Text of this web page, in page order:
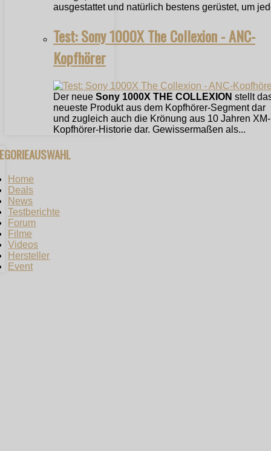
ausgestattet und natürlich bestens gerüstet, um
Test: Sony 1000X The Collexion - ANC-
Kopfhörer
Der neue Sony 1000X THE COLLEXION stellt
neueste Produkt aus dem Kopfhörer-Segment dar
und zugleich auch die Krönung aus 10 Jahren XM-
Kopfhörer-Historie dar. Gewissermaßen als...
Home
Deals
News
Testberichte
Forum
Filme
Videos
Hersteller
Event